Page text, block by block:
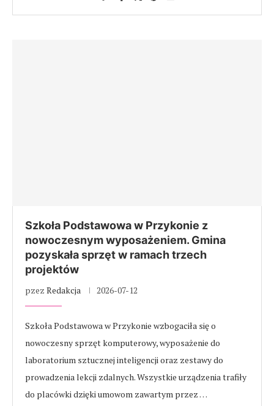
Szkoła Podstawowa w Przykonie z
nowoczesnym wyposażeniem. Gmina
pozyskała sprzęt w ramach trzech
projektów
pzez Redakcja 2026-07-12
Szkoła Podstawowa w Przykonie wzbogaciła się o
nowoczesny sprzęt komputerowy, wyposażenie do
laboratorium sztucznej inteligencji oraz zestawy do
prowadzenia lekcji zdalnych. Wszystkie urządzenia trafiły
do placówki dzięki umowom zawartym przez …